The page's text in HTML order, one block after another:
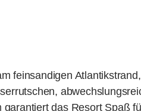
feinsandigen
garantiert das Resort Spaß